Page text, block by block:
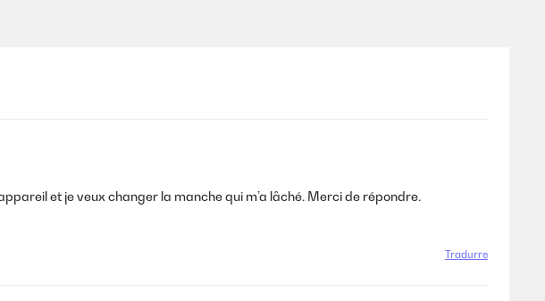
et je veux changer la manche qui m’a lâché. Merci de répondre.
Tradurre